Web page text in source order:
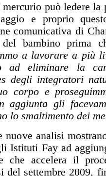
può ledere la
e proprio
comunicativa di
bambino prima
a lavorare a più
ad eliminare la
degli integratori
corpo e
aggiunta gli
lo smaltimento dei
nuove analisi
Istituti Fay ad
che accelera il
settembre 2009,